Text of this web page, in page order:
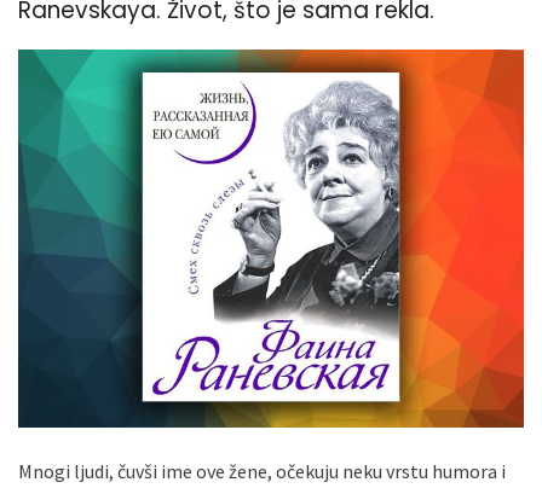
Ranevskaya. Život, što je sama rekla.
Mnogi ljudi, čuvši ime ove žene, očekuju neku vrstu humora i